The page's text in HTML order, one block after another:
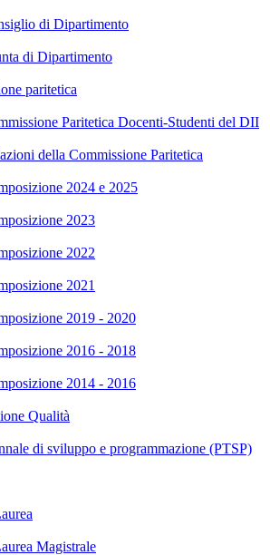
di Dipartimento
di Dipartimento
paritetica
Paritetica Docenti-Studenti del DII
della Commissione Paritetica
2024 e 2025
2023
2022
2021
2019 - 2020
2016 - 2018
2014 - 2016
Qualità
di sviluppo e programmazione (PTSP)
Magistrale